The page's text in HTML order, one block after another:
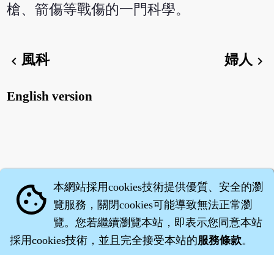
槍、箭傷等戰傷的一門科學。
chevron_left風科 婦人chevron_right
English version
cookie 本網站採用cookies技術提供優質、安全的瀏
覽服務，關閉cookies可能導致無法正常瀏
覽。您若繼續瀏覽本站，即表示您同意本站
採用cookies技術，並且完全接受本站的服務條款。